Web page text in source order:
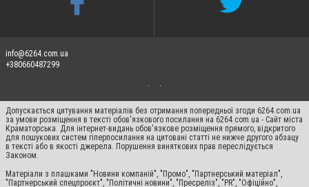
info@6264.com.ua
+380660487299
Допускається цитування матеріалів без отримання попередньої згоди 6264.com.ua
за умови розміщення в тексті обов'язкового посилання на 6264.com.ua - Сайт міста
Краматорська. Для інтернет-видань обов'язкове розміщення прямого, відкритого
для пошукових систем гіперпосилання на цитовані статті не нижче другого абзацу
в тексті або в якості джерела. Порушення виняткових прав переслідується
Законом.
Матеріали з плашками "Новини компаній", "Промо", "Партнерський матеріал",
"Партнерський спецпроєкт", "Політичні новини", "Пресреліз", "PR", "Офіційно",